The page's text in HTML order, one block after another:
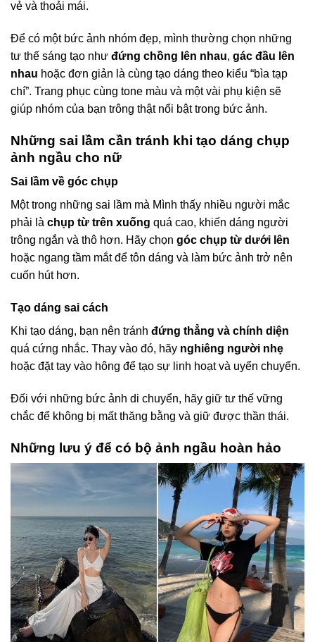
vẻ và thoải mái.
Để có một bức ảnh nhóm đẹp, mình thường chọn những
tư thế sáng tạo như đứng chồng lên nhau, gác đầu lên
nhau hoặc đơn giản là cùng tạo dáng theo kiểu “bìa tạp
chí”. Trang phục cùng tone màu và một vài phụ kiện sẽ
giúp nhóm của bạn trông thật nổi bật trong bức ảnh.
Những sai lầm cần tránh khi tạo dáng chụp
ảnh ngầu cho nữ
Sai lầm về góc chụp
Một trong những sai lầm mà Mình thấy nhiều người mắc
phải là chụp từ trên xuống quá cao, khiến dáng người
trông ngắn và thô hơn. Hãy chọn góc chụp từ dưới lên
hoặc ngang tầm mắt để tôn dáng và làm bức ảnh trở nên
cuốn hút hơn.
Tạo dáng sai cách
Khi tạo dáng, bạn nên tránh đứng thẳng và chính diện
quá cứng nhắc. Thay vào đó, hãy nghiêng người nhẹ
hoặc đặt tay vào hông để tạo sự linh hoạt và uyển chuyển.
Đối với những bức ảnh di chuyển, hãy giữ tư thế vững
chắc để không bị mất thăng bằng và giữ được thần thái.
Những lưu ý để có bộ ảnh ngầu hoàn hảo